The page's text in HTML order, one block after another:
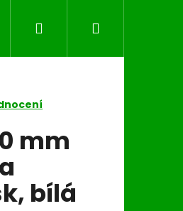
na polštáře
PřihlášeníNákupní
mm
bílá